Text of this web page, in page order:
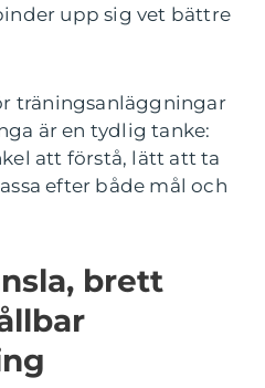
upp sig vet bättre
träningsanläggningar
är en tydlig tanke:
att förstå, lätt att ta
efter både mål och
brett